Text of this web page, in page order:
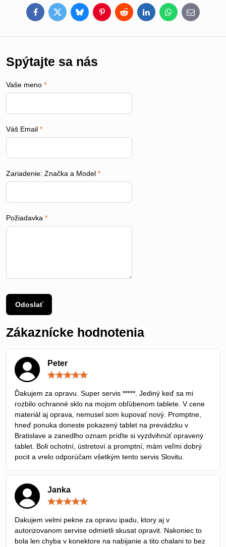
FacebookTwitterBlueskyPinterestRedditLinkedInWhatsApp
E-
mail
Spýtajte sa nás
Vaše meno *
Váš Email *
Zariadenie: Značka a Model *
Požiadavka *
Odoslať
Zákaznícke hodnotenia
Peter
5
Ďakujem za opravu. Super servis *****. Jediný keď sa mi
rozbilo ochranné sklo na mojom obľúbenom tablete. V cene
materiál aj oprava, nemusel som kupovať nový. Promptne,
hneď ponuka doneste pokazený tablet na prevádzku v
Bratislave a zanedlho oznam príďte si vyzdvihnúť opravený
tablet. Boli ochotní, ústretoví a promptní, mám veľmi dobrý
pocit a vrelo odporúčam všetkým tento servis Slovitu.
Janka
5
Dakujem velmi pekne za opravu ipadu, ktory aj v
autorizovanom servise odmietli skusat opravit. Nakoniec to
bola len chyba v konektore na nabijanie a tito chalani to bez